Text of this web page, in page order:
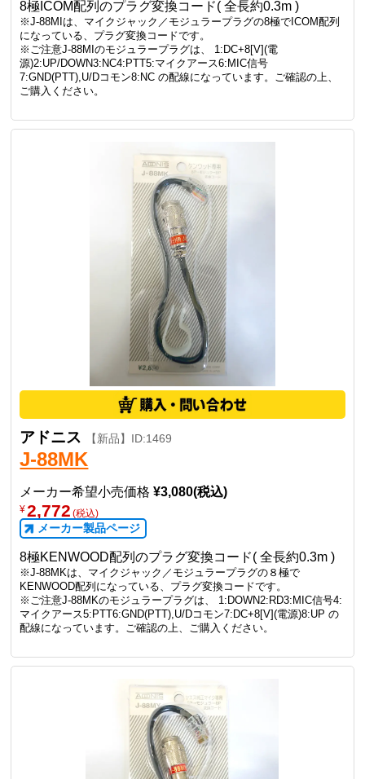
アドニス 【新品】ID:1471
J-88Mi
メーカー希望小売価格¥3,080(税込)
¥ 2,772 (税込)
8極ICOM配列のプラグ変換コード( 全長約0.3m )
になっている、プラグ変換コードです。
※ご注意J-88MIのモジュラープラグは、 1:DC+8[V](電
源)2:UP/DOWN3:NC4:PTT5:マイクアース6:MIC信号
7:GND(PTT),U/Dコモン8:NC の配線になっています。ご確認の上、
アドニス 【新品】ID:1469
J-88MK
メーカー希望小売価格¥3,080(税込)
¥2,772
メーカー製品ページ
8極KENWOOD配列のプラグ変換コード( 全長約0.3m )
※J-88MKは、マイクジャック／モジュラープラグの８極で
KENWOOD配列になっている、プラグ変換コードです。
※ご注意J-88MKのモジュラープラグは、 1:DOWN2:RD3:MIC信号4:
マイクアース5:PTT6:GND(PTT),U/Dコモン7:DC+8[V](電源)8:UP の
配線になっています。ご確認の上、ご購入ください。